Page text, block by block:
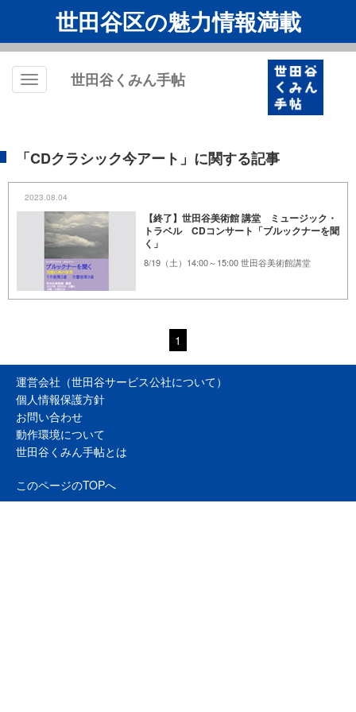
世田谷区の魅力情報満載
Toggle
世田谷くみん手帖
「CDクラシック今アート」に関する記事
2023.08.04
【終了】世田谷美術館 講堂 ミュージック・
トラベル CDコンサート「ブルックナーを聞
く」
8/19（土）14:00～15:00 世田谷美術館講堂
1
運営会社（世田谷サービス公社について）
個人情報保護方針
お問い合わせ
動作環境について
世田谷くみん手帖とは
このページのTOPへ